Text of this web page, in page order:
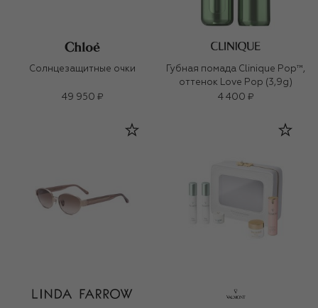
Солнцезащитные очки
49 950 ₽
Губная помада Clinique Pop™,
оттенок Love Pop (3,9g)
4 400 ₽